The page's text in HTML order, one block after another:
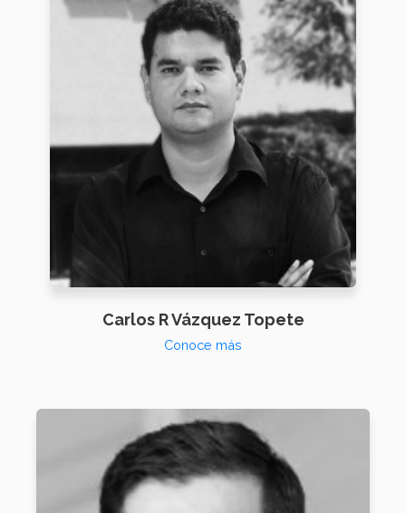
Carlos R Vázquez Topete
Conoce más